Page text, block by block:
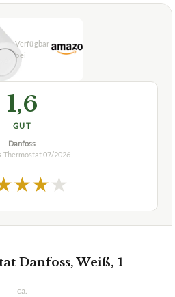
1,6
GUT
Danfoss
Thermostat07/2026
★★★
Danfoss, Weiß, 1
ca.